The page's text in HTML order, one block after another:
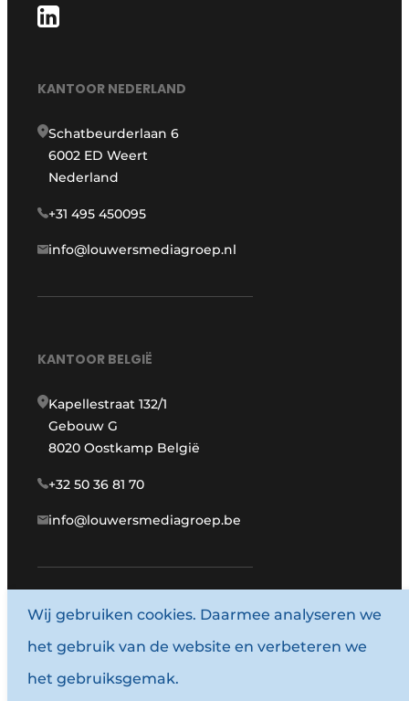
KANTOOR NEDERLAND
Schatbeurderlaan 6
6002 ED Weert
Nederland
+31 495 450095
info@louwersmediagroep.nl
KANTOOR BELGIË
Kapellestraat 132/1
Gebouw G
8020 Oostkamp België
+32 50 36 81 70
info@louwersmediagroep.be
www.louwersmediagroep.com
© 1987 - 2026 Louwersmediagroep.
Algemene voorwaarden
Wij gebruiken cookies. Daarmee analyseren we
het gebruik van de website en verbeteren we
het gebruiksgemak.